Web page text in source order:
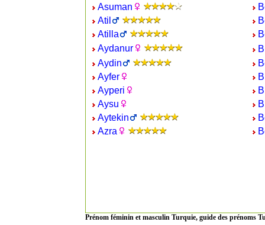
Asuman
Atil
Atilla
Aydanur
Aydin
Ayfer
Ayperi
Aysu
Aytekin
Azra
Prénom féminin et masculin Turquie, guide des prénoms